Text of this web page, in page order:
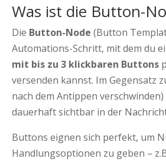
Was ist die Button-
Die Button-Node (Button
Automations-Schritt, mit dem du
mit bis zu 3 klickbaren Buttons
versenden kannst. Im Gegensatz
nach dem Antippen
dauerhaft sichtbar in der
Buttons eignen sich perfekt, um
Handlungsoptionen zu geben –